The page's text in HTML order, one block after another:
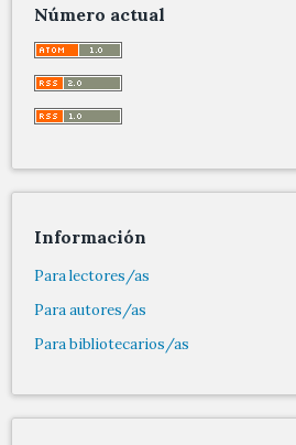
Número actual
Información
Para lectores/as
Para autores/as
Para bibliotecarios/as